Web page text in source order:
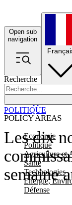
Open sub
navigation
Recherche
POLICY AREAS
Economie
Politique
Agriculture et
Santé
Technologies
Energie,
Défense
Les dix
semaine
POLITIQUE